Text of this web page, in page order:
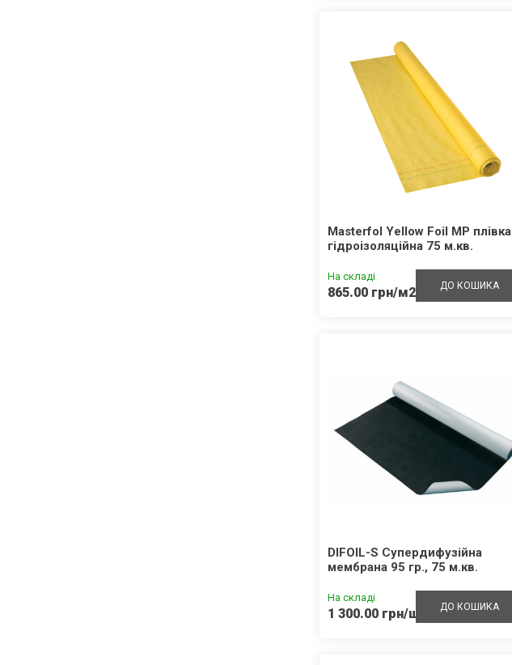
Masterfol Yellow Foil MP плівка
гідроізоляційна 75 м.кв.
На складі
865.00 грн/м2 ДО КОШИКА
DIFOIL-S Супердифузійна
мембрана 95 гр., 75 м.кв.
На складі
1 300.00 грн/шт. ДО КОШИКА